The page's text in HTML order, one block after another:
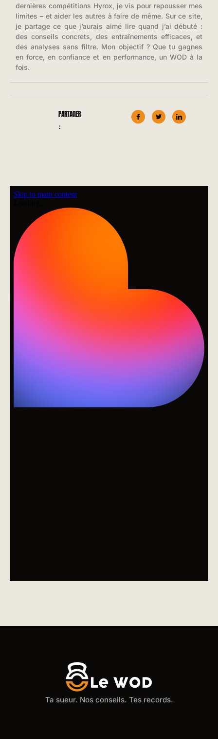
dernières compétitions Hyrox, je vis pour repousser mes
limites – et aider les autres à faire de même. Sur ce site,
je partage ce que j’aurais aimé lire quand j’ai débuté :
des conseils concrets, des entraînements efficaces, et
des analyses sans filtre. Mon objectif ? Que tu gagnes
en force, en confiance et en performance, un WOD à la
fois.
PARTAGER
:
Ta sueur. Nos conseils. Tes records.